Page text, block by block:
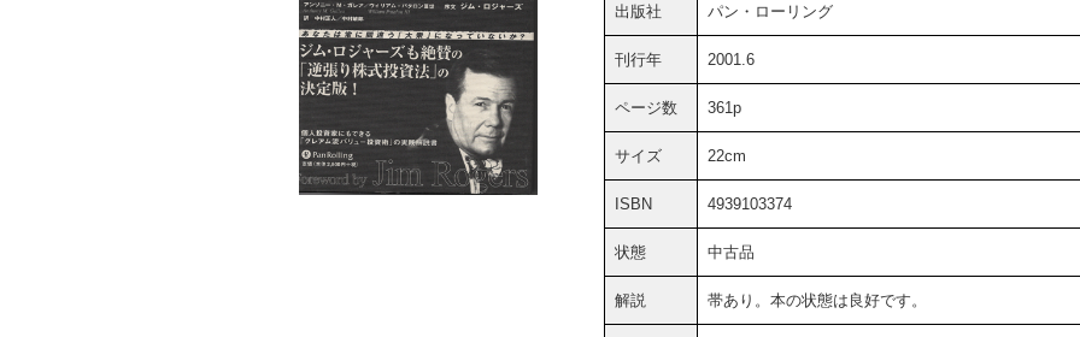
出版社 パン・ローリング
刊行年 2001.6
ページ数 361p
サイズ 22cm
ISBN 4939103374
状態 中古品
解説 帯あり。本の状態は良好です。